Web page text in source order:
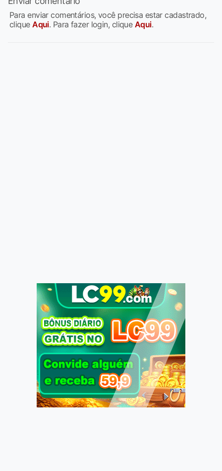
Para enviar comentários, você precisa estar cadastrado,
cliqueAqui. Para fazer login, clique Aqui.